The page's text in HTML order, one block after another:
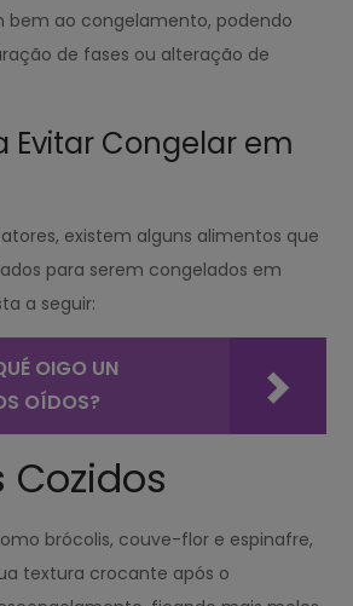
bem ao congelamento, podendo
de fases ou alteração de
Evitar Congelar em
existem alguns alimentos que
para serem congelados em
a seguir:
OIGO UN
OÍDOS?
Cozidos
brócolis, couve-flor e espinafre,
textura crocante após o